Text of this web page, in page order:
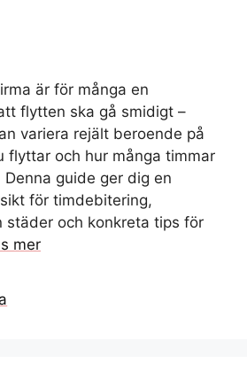
är för många en
flytten ska gå smidigt –
variera rejält beroende på
flyttar och hur många timmar
guide ger dig en
för timdebitering,
städer och konkreta tips för
mer